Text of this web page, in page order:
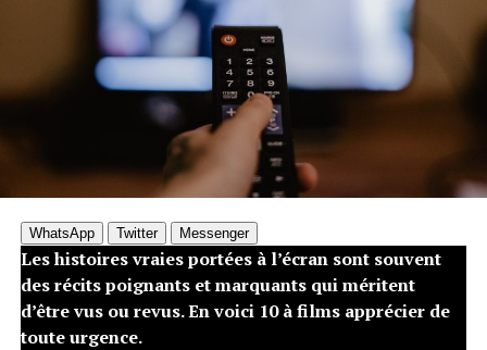
WhatsApp Twitter Messenger
​Les histoires vraies portées à l’écran sont souvent
des récits poignants et marquants qui méritent
d’être vus ou revus. En voici 10 à films apprécier de
toute urgence.